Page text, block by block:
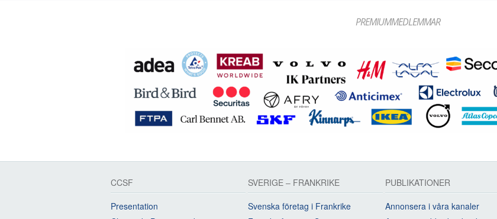
PREMIUMMEDLEMMAR
CCSF
Presentation
SVERIGE – FRANKRIKE
Svenska företag i Frankrike
PUBLIKATIONER
Annonsera i våra kanaler